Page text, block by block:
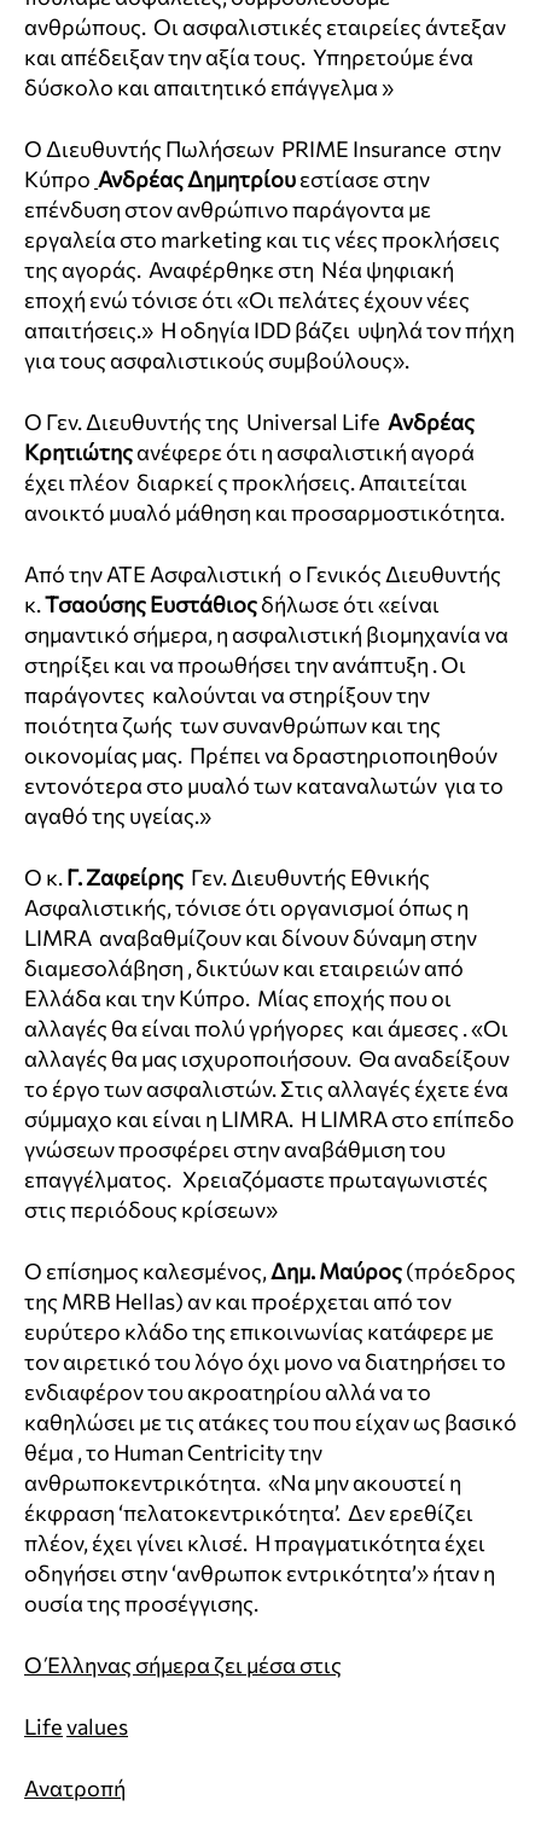
ανθρώπους. Οι ασφαλιστικές εταιρείες άντεξαν
και απέδειξαν την αξία τους. Υπηρετούμε ένα
δύσκολο και απαιτητικό επάγγελμα »
Ο Διευθυντής Πωλήσεων PRIME Insurance στην
Κύπρο Ανδρέας Δημητρίουεστίασε στην
επένδυση στον ανθρώπινο παράγοντα με
εργαλεία στο marketing και τις νέες προκλήσεις
της αγοράς. Αναφέρθηκε στη Νέα ψηφιακή
εποχή ενώ τόνισε ότι «Οι πελάτες έχουν νέες
απαιτήσεις.» Η οδηγία IDD βάζει υψηλά τον πήχη
για τους ασφαλιστικούς συμβούλους».
Ο Γεν. Διευθυντής της Universal Life Aνδρέας
Κρητιώτηςανέφερε ότι η ασφαλιστική αγορά
έχει πλέον διαρκεί ς προκλήσεις. Απαιτείται
ανοικτό μυαλό μάθηση και προσαρμοστικότητα.
Από την ΑΤΕ Ασφαλιστική ο Γενικός Διευθυντής
κ.Τσαούσης Ευστάθιοςδήλωσε ότι «είναι
σημαντικό σήμερα, η ασφαλιστική βιομηχανία να
στηρίξει και να προωθήσει την ανάπτυξη . Οι
παράγοντες καλούνται να στηρίξουν την
ποιότητα ζωής των συνανθρώπων και της
οικονομίας μας. Πρέπει να δραστηριοποιηθούν
εντονότερα στο μυαλό των καταναλωτών για το
αγαθό της υγείας.»
Ο κ.Γ. Ζαφείρης Γεν. Διευθυντής Εθνικής
Ασφαλιστικής, τόνισε ότι οργανισμοί όπως η
LIMRA αναβαθμίζουν και δίνουν δύναμη στην
διαμεσολάβηση , δικτύων και εταιρειών από
Ελλάδα και την Κύπρο. Μίας εποχής που οι
αλλαγές θα είναι πολύ γρήγορες και άμεσες . «Οι
αλλαγές θα μας ισχυροποιήσουν. Θα αναδείξουν
το έργο των ασφαλιστών. Στις αλλαγές έχετε ένα
σύμμαχο και είναι η LIMRA. Η LIMRA στο επίπεδο
γνώσεων προσφέρει στην αναβάθμιση του
επαγγέλματος. Χρειαζόμαστε πρωταγωνιστές
στις περιόδους κρίσεων»
Ο επίσημος καλεσμένος, Δημ. Μαύρος(πρόεδρος
της MRB Hellas) αν και προέρχεται από τον
ευρύτερο κλάδο της επικοινωνίας κατάφερε με
τον αιρετικό του λόγο όχι μονο να διατηρήσει το
ενδιαφέρον του ακροατηρίου αλλά να το
καθηλώσει με τις ατάκες του που είχαν ως βασικό
θέμα , το Human Centricity την
ανθρωποκεντρικότητα. «Να μην ακουστεί η
έκφραση ‘πελατοκεντρικότητα’. Δεν ερεθίζει
πλέον, έχει γίνει κλισέ. Η πραγματικότητα έχει
οδηγήσει στην ‘ανθρωποκ εντρικότητα’» ήταν η
ουσία της προσέγγισης.
Ο Έλληνας σήμερα ζει μέσα στις
Lifevalues
Aνατροπή